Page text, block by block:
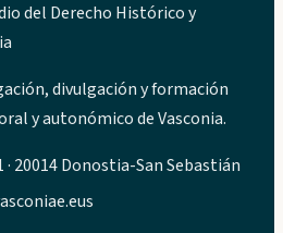
del Derecho Histórico y
divulgación y formación
y autonómico de Vasconia.
20014 Donostia-San Sebastián